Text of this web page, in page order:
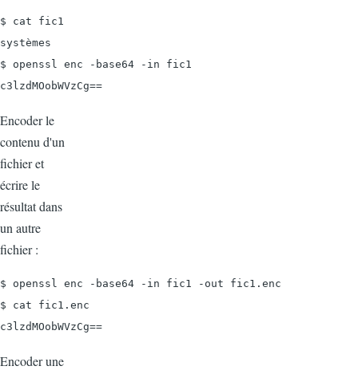
$ cat fic1
systèmes
$ openssl enc -base64 -in fic1
c3lzdMOobWVzCg==
Encoder le
contenu d'un
fichier et
écrire le
résultat dans
un autre
fichier :
$ openssl enc -base64 -in fic1 -out fic1.enc
$ cat fic1.enc
c3lzdMOobWVzCg==
Encoder une